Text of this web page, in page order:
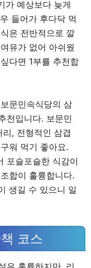
가 예상보다 늦게
들어가 후다닥 먹
은 전반적으로 깔
유가 없어 아쉬웠
다면 1부를 추천합
문민속식당의 삼
천입니다. 보문민
, 전형적인 삼겹
워 먹기 좋아요.
포슬포슬한 식감이
합이 훌륭합니다.
생길 수 있으니 일
코스